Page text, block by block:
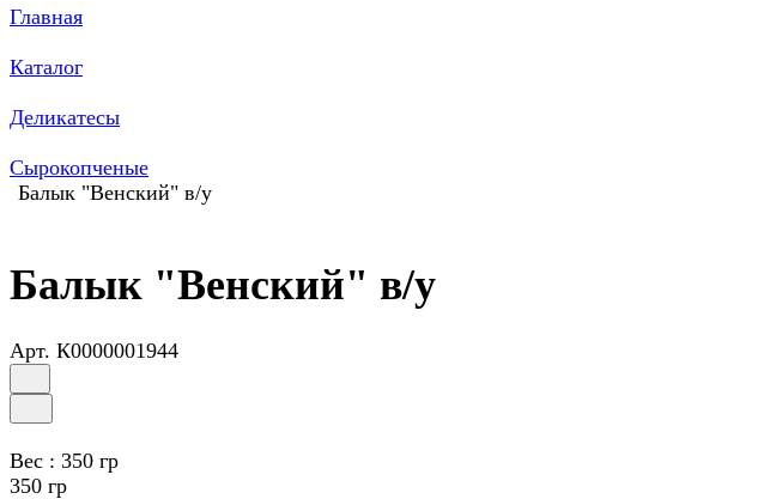
Главная
Каталог
Деликатесы
Сырокопченые
Балык "Венский" в/у
Балык "Венский" в/у
Арт. К0000001944
Вес : 350 гр
350 гр